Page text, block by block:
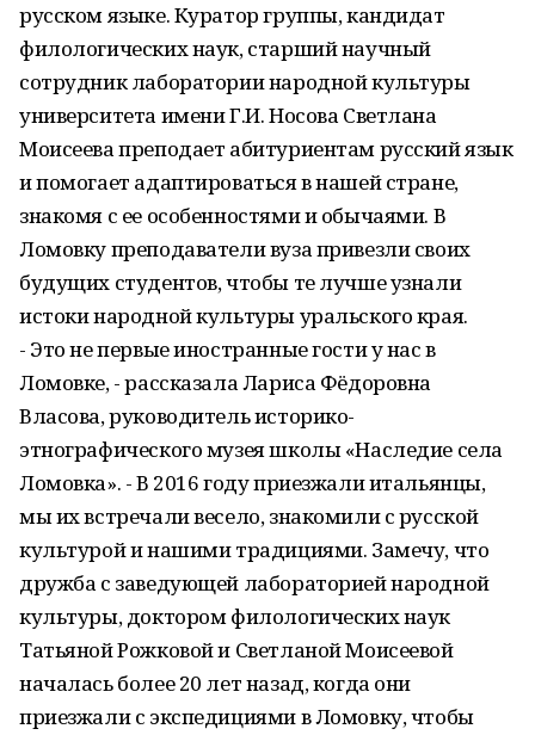
русском языке. Куратор группы, кандидат
филологических наук, старший научный
сотрудник лаборатории народной культуры
университета имени Г.И. Носова Светлана
Моисеева преподает абитуриентам русский язык
и помогает адаптироваться в нашей стране,
знакомя с ее особенностями и обычаями. В
Ломовку преподаватели вуза привезли своих
будущих студентов, чтобы те лучше узнали
истоки народной культуры уральского края.
- Это не первые иностранные гости у нас в
Ломовке, - рассказала Лариса Фёдоровна
Власова, руководитель историко-
этнографического музея школы «Наследие села
Ломовка». - В 2016 году приезжали итальянцы,
мы их встречали весело, знакомили с русской
культурой и нашими традициями. Замечу, что
дружба с заведующей лабораторией народной
культуры, доктором филологических наук
Татьяной Рожковой и Светланой Моисеевой
началась более 20 лет назад, когда они
приезжали с экспедициями в Ломовку, чтобы